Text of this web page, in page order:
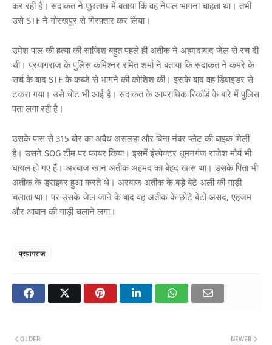
कर रही हैं। सदाकत ने पूछताछ में बताया कि वह नेपाल भागना चाहता था। तभी
उसे STF ने गोरखपुर से गिरफ्तार कर लिया।
उमेश पाल की हत्या की साजिश बहुत पहले ही अतीक ने अहमदाबाद जेल से रच दी
थी। प्रयागराज के पुलिस कमिश्नर रमित शर्मा ने बताया कि सदाकत ने कमरे के
सर्च के बाद STF के कब्जे से भागने की कोशिश की। इसके बाद वह डिवाइडर से
टकरा गया। उसे चोट भी आई है। सदाकत के आपराधिक रिकॉर्ड के बारे में पुलिस
पता लगा रही है।
उसके पास से 315 बोर का अवैध असलहा और बिना नंबर प्लेट की बाइक मिली
है। उसने SOG टीम पर फायर किया। इसमें इंस्पेक्टर धूमनगंज राजेश मौर्य भी
घायल हो गए हैं। अरबाज खान अतीक अहमद का बेहद खास था। उसके पिता भी
अतीक के ड्राइवर हुआ करते थे। अरबाज अतीक के बड़े बेटे अली की गाड़ी
चलाता था। पर उसके जेल जाने के बाद वह अतीक के छोटे बेटों असद, एहजम
और आबान की गाड़ी चलाने लगा।
प्रयागराज
NEWER
OLDER